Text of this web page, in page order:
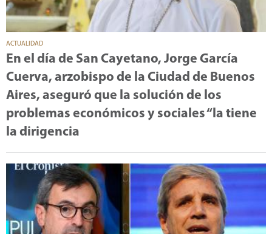
ACTUALIDAD
En el día de San Cayetano, Jorge García
Cuerva, arzobispo de la Ciudad de Buenos
Aires, aseguró que la solución de los
problemas económicos y sociales “la tiene
la dirigencia